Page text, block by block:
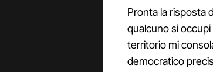
Pronta la risposta
qualcuno si
territorio mi
democratico